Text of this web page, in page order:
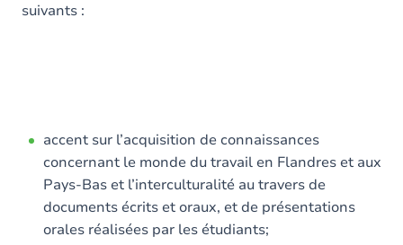
suivants :
accent sur l’acquisition de connaissances
concernant le monde du travail en Flandres et aux
Pays-Bas et l’interculturalité au travers de
documents écrits et oraux, et de présentations
orales réalisées par les étudiants;